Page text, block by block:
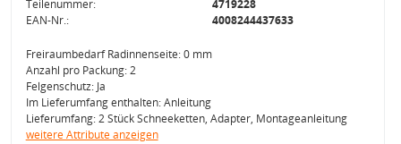
Teilenummer:
4719228
EAN-Nr.:
4008244437633
Freiraumbedarf Radinnenseite: 0 mm
Anzahl pro Packung: 2
Felgenschutz: Ja
Im Lieferumfang enthalten: Anleitung
Lieferumfang: 2 Stück Schneeketten, Adapter, Montageanleitung
weitere Attribute anzeigen